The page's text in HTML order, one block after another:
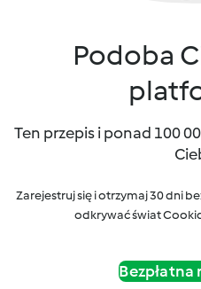
Podoba
Ten przepis i ponad 100
Zarejestruj się i otrzymaj 30 dni
odkrywać świat